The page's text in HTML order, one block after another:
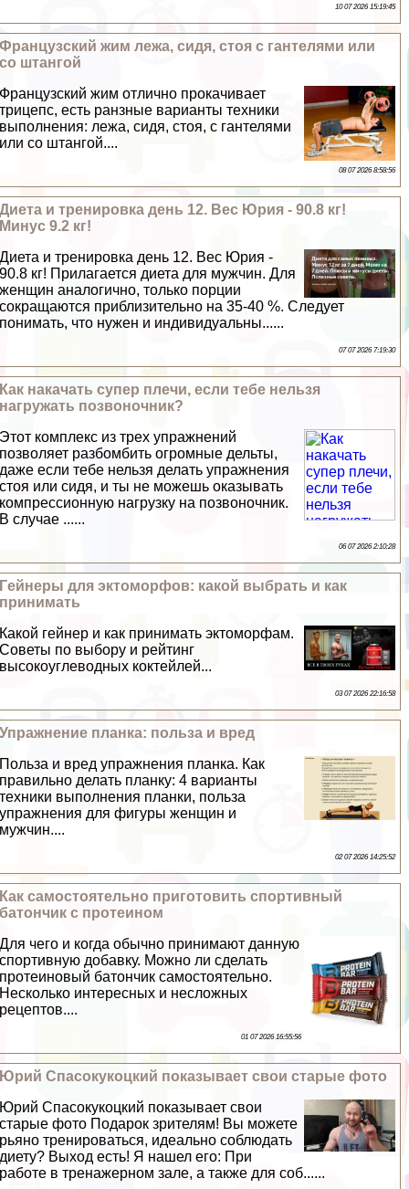
10 07 2026 15:19:45
Французский жим лежа, сидя, стоя с гантелями или
со штангой
Французский жим отлично прокачивает
трицепс, есть ранзные варианты техники
выполнения: лежа, сидя, стоя, с гантелями
или со штангой....
08 07 2026 8:58:56
Диета и тренировка день 12. Вес Юрия - 90.8 кг!
Минус 9.2 кг!
Диета и тренировка день 12. Вес Юрия -
90.8 кг! Прилагается диета для мужчин. Для
женщин аналогично, только порции
сокращаются приблизительно на 35-40 %. Следует
понимать, что нужен и индивидуальны......
07 07 2026 7:19:30
Как накачать супер плечи, если тебе нельзя
нагружать позвоночник?
Этот комплекс из трех упражнений
позволяет разбомбить огромные дельты,
даже если тебе нельзя делать упражнения
стоя или сидя, и ты не можешь оказывать
компрессионную нагрузку на позвоночник.
В случае ......
06 07 2026 2:10:28
Гeйнеры для эктоморфов: какой выбрать и как
принимать
Какой гeйнер и как принимать эктоморфам.
Советы по выбору и рейтинг
высокоуглеводных коктейлей...
03 07 2026 22:16:58
Упражнение планка: польза и вред
Польза и вред упражнения планка. Как
правильно делать планку: 4 варианты
техники выполнения планки, польза
упражнения для фигуры женщин и
мужчин....
02 07 2026 14:25:52
Как самостоятельно приготовить спортивный
батончик с протеином
Для чего и когда обычно принимают данную
спортивную добавку. Можно ли сделать
протеиновый батончик самостоятельно.
Несколько интересных и несложных
рецептов....
01 07 2026 16:55:56
Юрий Спасокукоцкий показывает свои старые фото
Юрий Спасокукоцкий показывает свои
старые фото Подарок зрителям! Вы можете
рьяно тренироваться, идеально соблюдать
диету? Выход есть! Я нашел его: При
работе в тренажерном зале, а также для соб......